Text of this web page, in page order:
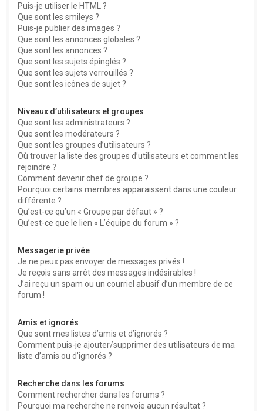
Puis-je utiliser le HTML ?
Que sont les smileys ?
Puis-je publier des images ?
Que sont les annonces globales ?
Que sont les annonces ?
Que sont les sujets épinglés ?
Que sont les sujets verrouillés ?
Que sont les icônes de sujet ?
Niveaux d’utilisateurs et groupes
Que sont les administrateurs ?
Que sont les modérateurs ?
Que sont les groupes d’utilisateurs ?
Où trouver la liste des groupes d’utilisateurs et comment les
rejoindre ?
Comment devenir chef de groupe ?
Pourquoi certains membres apparaissent dans une couleur
différente ?
Qu’est-ce qu’un « Groupe par défaut » ?
Qu’est-ce que le lien « L’équipe du forum » ?
Messagerie privée
Je ne peux pas envoyer de messages privés !
Je reçois sans arrêt des messages indésirables !
J’ai reçu un spam ou un courriel abusif d’un membre de ce
forum !
Amis et ignorés
Que sont mes listes d’amis et d’ignorés ?
Comment puis-je ajouter/supprimer des utilisateurs de ma
liste d’amis ou d’ignorés ?
Recherche dans les forums
Comment rechercher dans les forums ?
Pourquoi ma recherche ne renvoie aucun résultat ?